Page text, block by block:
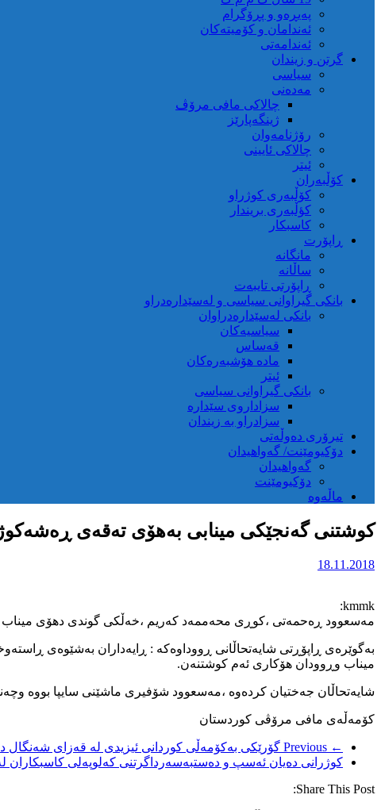
پەیڕەو و پڕۆگرام
ئەندامان و کۆمیتەکان
ئەندامەتی
گرتن و زیندان
سیاسی
مەدەنی
چالاکی مافی مرۆڤ
ژینگەپارێز
رۆژنامەوان
چالاکی ئایینی
ئیتر
کۆڵبەران
کۆڵبەری کوژراو
کؤڵبەری بریندار
کاسبکار
ڕاپۆرت
مانگانە
ساڵانە
ڕاپۆرتی تایبەت
بانکی گیراوانی سیاسی و لەسێدارەدراو
بانکی لەسێدارەدراوان
سیاسیەکان
قەساس
مادە هۆشبەرەکان
ئیتر
بانکی گیراوانی سیاسی
سزاداروی سێدارە
سزادراو بە زیندان
تیرۆری دەوڵەتی
دۆکیومێنت/ گەواهیدان
گەواهیدان
دۆکیومێنت
ماڵەوە
کوشتنی گەنجێکی مینابی بەهۆی تەقەی
18.11.2018
kmmk:
مەسعوود ڕەحمەتی ،کوڕی محەممەد کەریم ،خەڵکی گوندی دهۆی میناب ڕۆژی پێنج شەممە ۲۴ی گەڵاڕێزان لەلایەن یەکەی تەکاوەری ئێران پەڕی
بەگوێرەی ڕاپۆڕتی شایەتحاڵانی ڕووداوەکە : ڕایەداران بەشێوەی
میناب وڕوودان هۆکاری ئەم کوشتنەن.
شایەتحاڵان جەختیان کردەوە ،مەسعوود شۆفیری ماشێنی سایپا بووە
کۆمەڵەی مافی مرۆڤی کوردستان
← Previous
گۆرێکی بەکۆمەڵی کوردانی ئیزیدی لە قەزای شەنگال
کوژرانی دەیان ئەسپ و دەستبەسەرداگرتنی کەلوپەلی کاسبکاران
Share This Post: